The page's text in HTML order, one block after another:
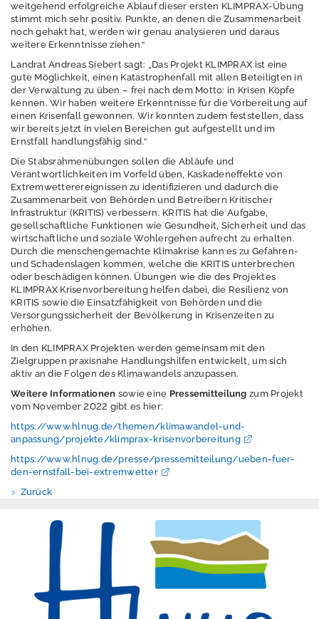
P
r
e
s
s
e
Pressemitteilungen
Archiv
Pressemitteilungen
Dossiers
Umwelt-Monitor
Netiquette
Datenschutzerkläru
ng für den Twitter-
Account
Datenschutzerkläru
ng LinkedIn-
Account
ng für den
weitgehend erfolgreiche Ablauf dieser ersten KLIMPRAX-Übung
stimmt mich sehr positiv. Punkte, an denen die Zusammenarbeit
noch gehakt hat, werden wir genau analysieren und daraus
weitere Erkenntnisse ziehen.“
Landrat Andreas Siebert sagt: „Das Projekt KLIMPRAX ist eine
gute Möglichkeit, einen Katastrophenfall mit allen Beteiligten in
der Verwaltung zu üben – frei nach dem Motto: in Krisen Köpfe
kennen. Wir haben weitere Erkenntnisse für die Vorbereitung auf
einen Krisenfall gewonnen. Wir konnten zudem feststellen, dass
wir bereits jetzt in vielen Bereichen gut aufgestellt und im
Ernstfall handlungsfähig sind.“
Die Stabsrahmenübungen sollen die Abläufe und
Verantwortlichkeiten im Vorfeld üben, Kaskadeneffekte von
Extremwetterereignissen zu identifizieren und dadurch die
Zusammenarbeit von Behörden und Betreibern Kritischer
Infrastruktur (KRITIS) verbessern. KRITIS hat die Aufgabe,
gesellschaftliche Funktionen wie Gesundheit, Sicherheit und das
wirtschaftliche und soziale Wohlergehen aufrecht zu erhalten.
Durch die menschengemachte Klimakrise kann es zu Gefahren-
und Schadenslagen kommen, welche die KRITIS unterbrechen
oder beschädigen können. Übungen wie die des Projektes
KLIMPRAX Krisenvorbereitung helfen dabei, die Resilienz von
KRITIS sowie die Einsatzfähigkeit von Behörden und die
Versorgungssicherheit der Bevölkerung in Krisenzeiten zu
erhöhen.
In den KLIMPRAX Projekten werden gemeinsam mit den
Zielgruppen praxisnahe Handlungshilfen entwickelt, um sich
aktiv an die Folgen des Klimawandels anzupassen.
Weitere Informationen sowie eine Pressemitteilung zum Projekt
vom November 2022 gibt es hier:
https://www.hlnug.de/themen/klimawandel-und-
anpassung/projekte/klimprax-krisenvorbereitung
https://www.hlnug.de/presse/pressemitteilung/ueben-fuer-
den-ernstfall-bei-extremwetter
Zurück